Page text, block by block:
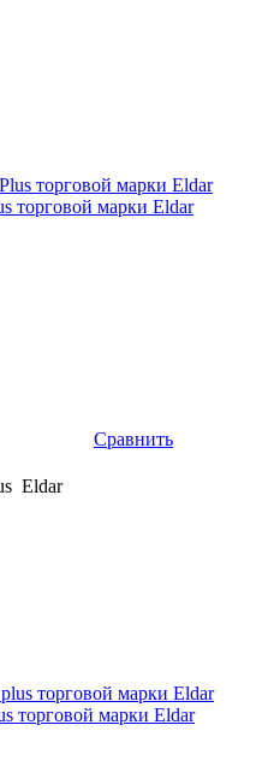
торговой марки Eldar
Сравнить
Eldar
торговой марки Eldar